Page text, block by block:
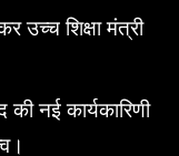
उच्च शिक्षा मंत्री
की नई कार्यकारिणी